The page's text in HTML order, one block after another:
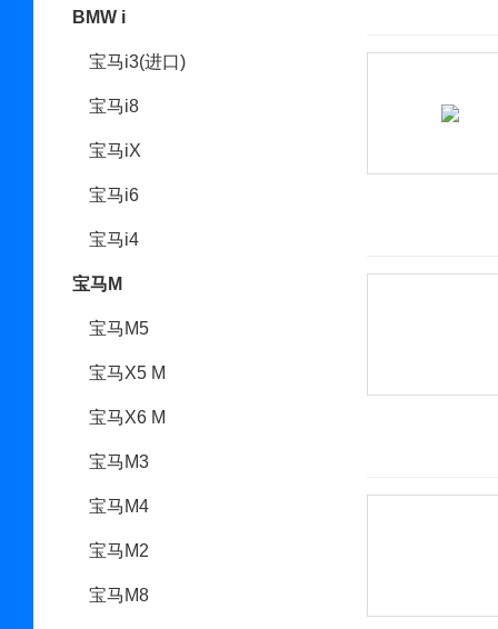
BMW i
宝马i3(进口)
宝马i8
宝马iX
宝马i6
宝马i4
宝马M
宝马M5
宝马X5 M
宝马X6 M
宝马M3
宝马M4
宝马M2
宝马M8